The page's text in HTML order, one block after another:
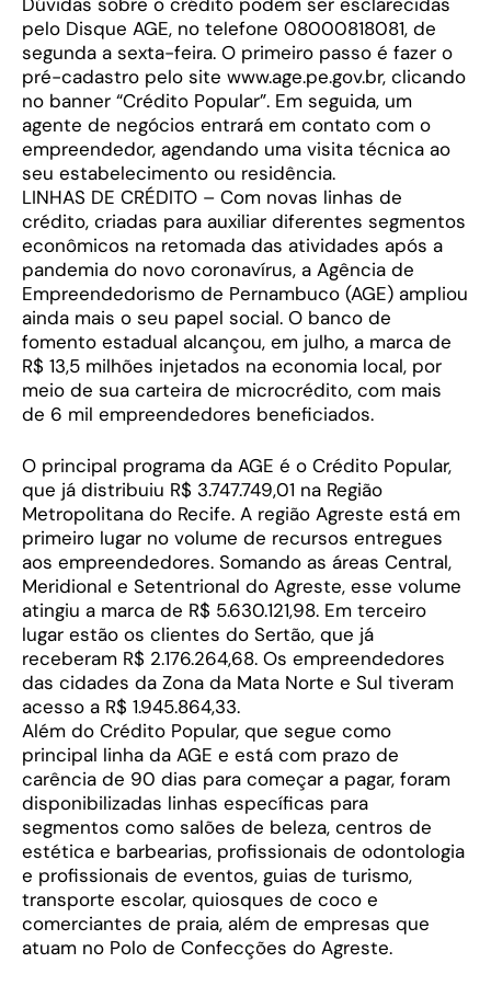
pelo Disque AGE, no telefone 08000818081, de
segunda a sexta-feira. O primeiro passo é fazer o
pré-cadastro pelo site www.age.pe.gov.br, clicando
no banner “Crédito Popular”. Em seguida, um
agente de negócios entrará em contato com o
empreendedor, agendando uma visita técnica ao
seu estabelecimento ou residência.
LINHAS DE CRÉDITO – Com novas linhas de
crédito, criadas para auxiliar diferentes segmentos
econômicos na retomada das atividades após a
pandemia do novo coronavírus, a Agência de
Empreendedorismo de Pernambuco (AGE) ampliou
ainda mais o seu papel social. O banco de
fomento estadual alcançou, em julho, a marca de
R$ 13,5 milhões injetados na economia local, por
meio de sua carteira de microcrédito, com mais
de 6 mil empreendedores beneficiados.
O principal programa da AGE é o Crédito Popular,
que já distribuiu R$ 3.747.749,01 na Região
Metropolitana do Recife. A região Agreste está em
primeiro lugar no volume de recursos entregues
aos empreendedores. Somando as áreas Central,
Meridional e Setentrional do Agreste, esse volume
atingiu a marca de R$ 5.630.121,98. Em terceiro
lugar estão os clientes do Sertão, que já
receberam R$ 2.176.264,68. Os empreendedores
das cidades da Zona da Mata Norte e Sul tiveram
acesso a R$ 1.945.864,33.
Além do Crédito Popular, que segue como
principal linha da AGE e está com prazo de
carência de 90 dias para começar a pagar, foram
disponibilizadas linhas específicas para
segmentos como salões de beleza, centros de
estética e barbearias, profissionais de odontologia
e profissionais de eventos, guias de turismo,
transporte escolar, quiosques de coco e
comerciantes de praia, além de empresas que
atuam no Polo de Confecções do Agreste.